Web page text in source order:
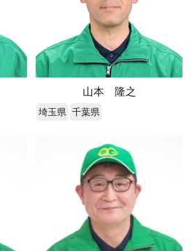
山本 隆之
埼玉県 千葉県